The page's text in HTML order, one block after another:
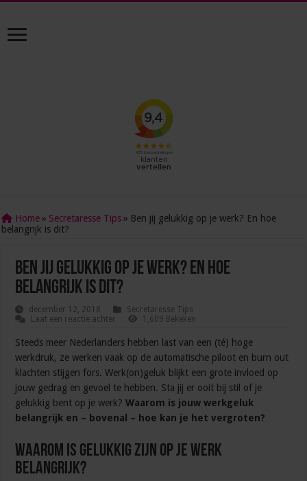
Home » Secretaresse Tips » Ben jij gelukkig op je werk? En hoe
belangrijk is dit?
Ben jij gelukkig op je werk? En hoe
belangrijk is dit?
december 12, 2018
Secretaresse Tips
Laat een reactie achter
1,609 Bekeken
Steeds meer Nederlanders hebben last van een (té) hoge
werkdruk, ze werken vaak op de automatische piloot en burn out
klachten stijgen fors. Werk(on)geluk blijkt een grote invloed op
jouw gedrag en gevoel te hebben. Sta jij er ooit bij stil of je
gelukkig bent op je werk?Waarom is jouw werkgeluk
belangrijk en – bovenal – hoe kan je het vergroten?
Waarom is gelukkig zijn op je werk
belangrijk?